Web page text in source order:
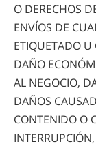
O DERECHOS
ENVÍOS DE
ETIQUETADO U
DAÑO
AL NEGOCIO,
DAÑOS
CONTENIDO O